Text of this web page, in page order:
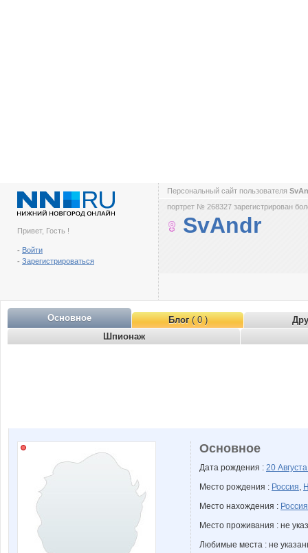
Привет, Гость !
- Войти
- Зарегистрироваться
Персональный сайт пользователя
портрет № 268327 зарегистрирован
SvAndr
Основное Блог( 0 )
Шпионаж
Основное
Дата рождения : 20
Место рождения : Россия,
Место нахождения : Россия
Место проживания : не
Любимые места : не